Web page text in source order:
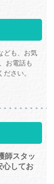
ども、お気
お電話も
さい。
師スタッ
心してお